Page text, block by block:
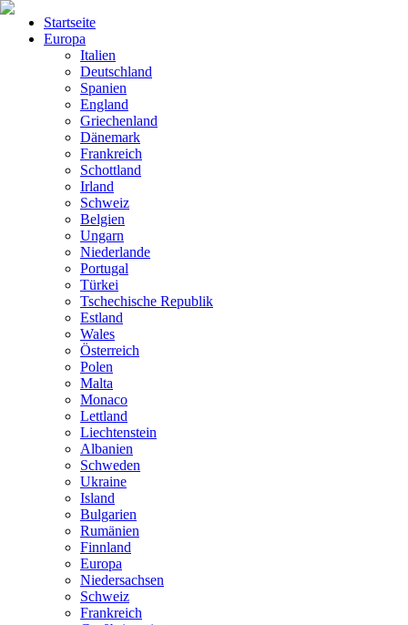
Startseite
Europa
Italien
Deutschland
Spanien
England
Griechenland
Dänemark
Frankreich
Schottland
Irland
Schweiz
Belgien
Ungarn
Niederlande
Portugal
Türkei
Tschechische Republik
Estland
Wales
Österreich
Polen
Malta
Monaco
Lettland
Liechtenstein
Albanien
Schweden
Ukraine
Island
Bulgarien
Rumänien
Finnland
Europa
Niedersachsen
Schweiz
Frankreich